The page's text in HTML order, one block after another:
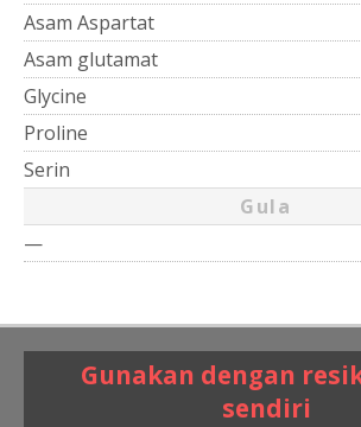
Asam Aspartat
Asam glutamat
Glycine
Proline
Serin
Gula
—
Gunakan dengan
sendiri